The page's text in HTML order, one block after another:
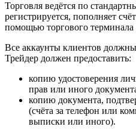
Торговля ведётся по
регистрируется, пополняет
помощью торгового терминала
Все аккаунты клиентов
Трейдер должен предоставить:
копию удостоверения
прав или иного
копию документа,
(счёта за телефон или
выписки или иного).